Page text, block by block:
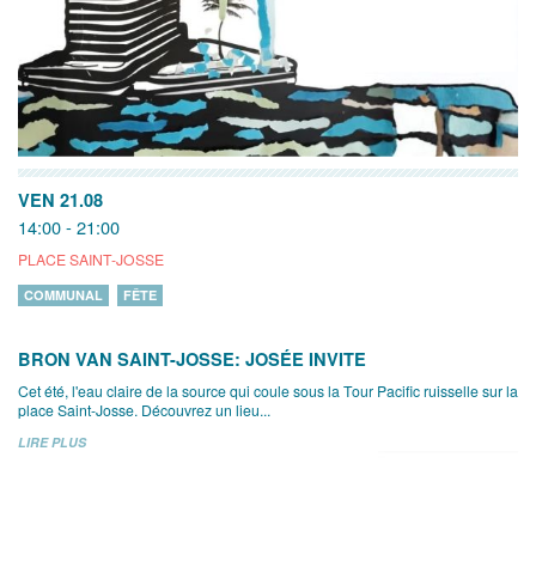
VEN 21.08
14:00 - 21:00
PLACE SAINT-JOSSE
COMMUNAL FÊTE
BRON VAN SAINT-JOSSE: JOSÉE INVITE
Cet été, l'eau claire de la source qui coule sous la Tour Pacific ruisselle sur la
place Saint-Josse. Découvrez un lieu...
LIRE PLUS